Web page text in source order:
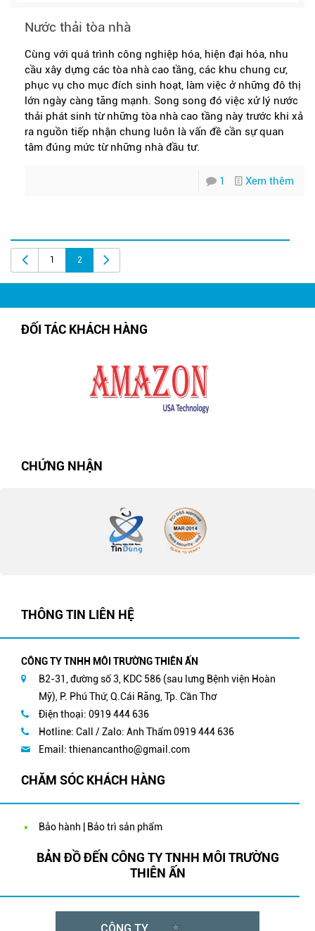
Nước thải tòa nhà
Cùng với quá trình công nghiệp hóa, hiện đại hóa, nhu
cầu xây dựng các tòa nhà cao tầng, các khu chung cư,
phục vụ cho mục đích sinh hoạt, làm việc ở những đô thị
lớn ngày càng tăng mạnh. Song song đó việc xử lý nước
thải phát sinh từ những tòa nhà cao tầng này trước khi xả
ra nguồn tiếp nhận chung luôn là vấn đề cần sự quan
tâm đúng mức từ những nhà đầu tư.
1 Xem thêm
1 2
ĐỐI TÁC KHÁCH HÀNG
CHỨNG NHẬN
THÔNG TIN LIÊN HỆ
CÔNG TY TNHH MÔI TRƯỜNG THIÊN ẤN
B2-31, đường số 3, KDC 586 (sau lưng Bệnh viện Hoàn
Mỹ), P. Phú Thứ, Q.Cái Răng, Tp. Cần Thơ
Điện thoại: 0919 444 636
Hotline: Call / Zalo: Anh Thẩm 0919 444 636
Email: thienancantho@gmail.com
CHĂM SÓC KHÁCH HÀNG
Bảo hành | Bảo trì sản phẩm
BẢN ĐỒ ĐẾN CÔNG TY TNHH MÔI TRƯỜNG
THIÊN ẤN